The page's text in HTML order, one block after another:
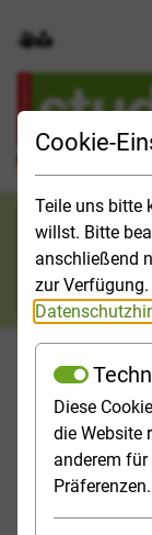
Cookie-
Teile uns bitte
willst. Bitte
anschließend
zur
Diese
die Website
anderem
Präferenzen.
Leichte
Suchkategorie
Orientieren
Startseite
FAQ